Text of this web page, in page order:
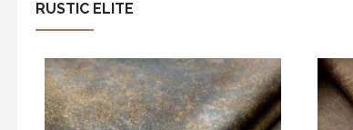
RUSTIC ELITE